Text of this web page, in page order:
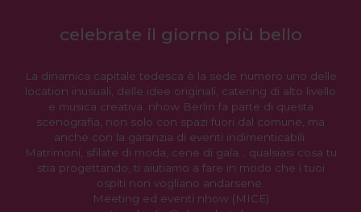
celebrate il giorno più bello
La dinamica capitale tedesca è la sede numero uno delle
location inusuali, delle idee originali, catering di alto livello
e musica creativa. nhow Berlin fa parte di questa
scenografia, non solo con spazi fuori dal comune, ma
anche con la garanzia di eventi indimenticabili.
Matrimoni, sfilate di moda, cene di gala… qualsiasi cosa tu
stia progettando, ti aiutiamo a fare in modo che i tuoi
ospiti non vogliano andarsene.
Meeting ed eventi nhow (MICE)